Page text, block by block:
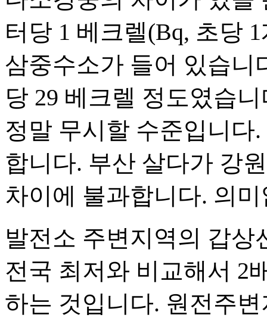
터당 1 베크렐(Bq, 초당
삼중수소가 들어 있습니
당 29 베크렐 정도였습
정말 무시할 수준입니다
합니다. 부산 살다가 강
차이에 불과합니다. 의
발전소 주변지역의 갑
전국 최저와 비교해서 2
하는 것입니다. 원전주